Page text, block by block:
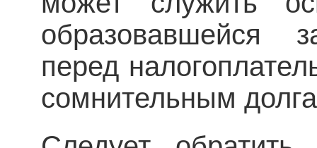
образовавшейся
перед
сомнительным